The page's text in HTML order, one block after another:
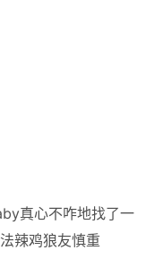
真心不咋地找了一
辣鸡狼友慎重